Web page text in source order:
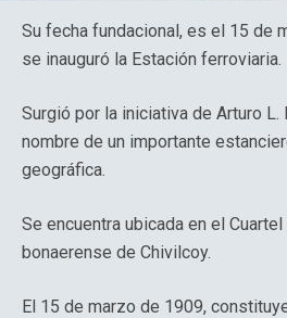
Su fecha fundacional, es el 15 de
se inauguró la Estación ferroviaria.
Surgió por la iniciativa de Arturo L.
nombre de un importante
geográfica.
Se encuentra ubicada en el
bonaerense de Chivilcoy.
El 15 de marzo de 1909,